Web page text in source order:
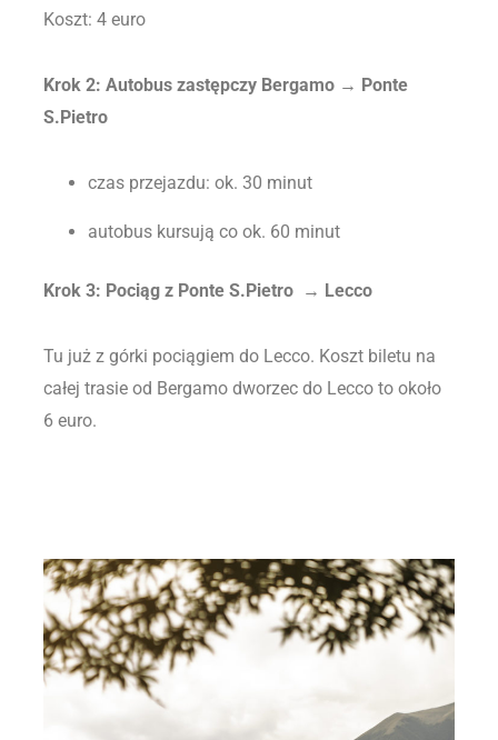
Koszt: 4 euro
Krok 2: Autobus zastępczy Bergamo → Ponte
S.Pietro
czas przejazdu: ok. 30 minut
autobus kursują co ok. 60 minut
Krok 3: Pociąg z Ponte S.Pietro → Lecco
Tu już z górki pociągiem do Lecco. Koszt biletu na
całej trasie od Bergamo dworzec do Lecco to około
6 euro.